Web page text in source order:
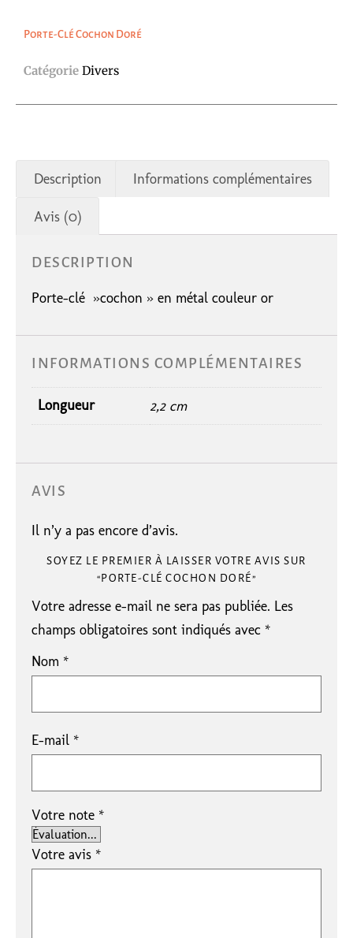
Porte-Clé Cochon Doré
Catégorie Divers
Description Informations complémentaires
Avis (0)
DESCRIPTION
Porte-clé »cochon » en métal couleur or
INFORMATIONS COMPLÉMENTAIRES
Longueur 2,2 cm
AVIS
Il n’y a pas encore d’avis.
SOYEZ LE PREMIER À LAISSER VOTRE AVIS SUR
“PORTE-CLÉ COCHON DORÉ”
Votre adresse e-mail ne sera pas publiée. Les
champs obligatoires sont indiqués avec *
Nom *
E-mail *
Votre note *
Votre avis *